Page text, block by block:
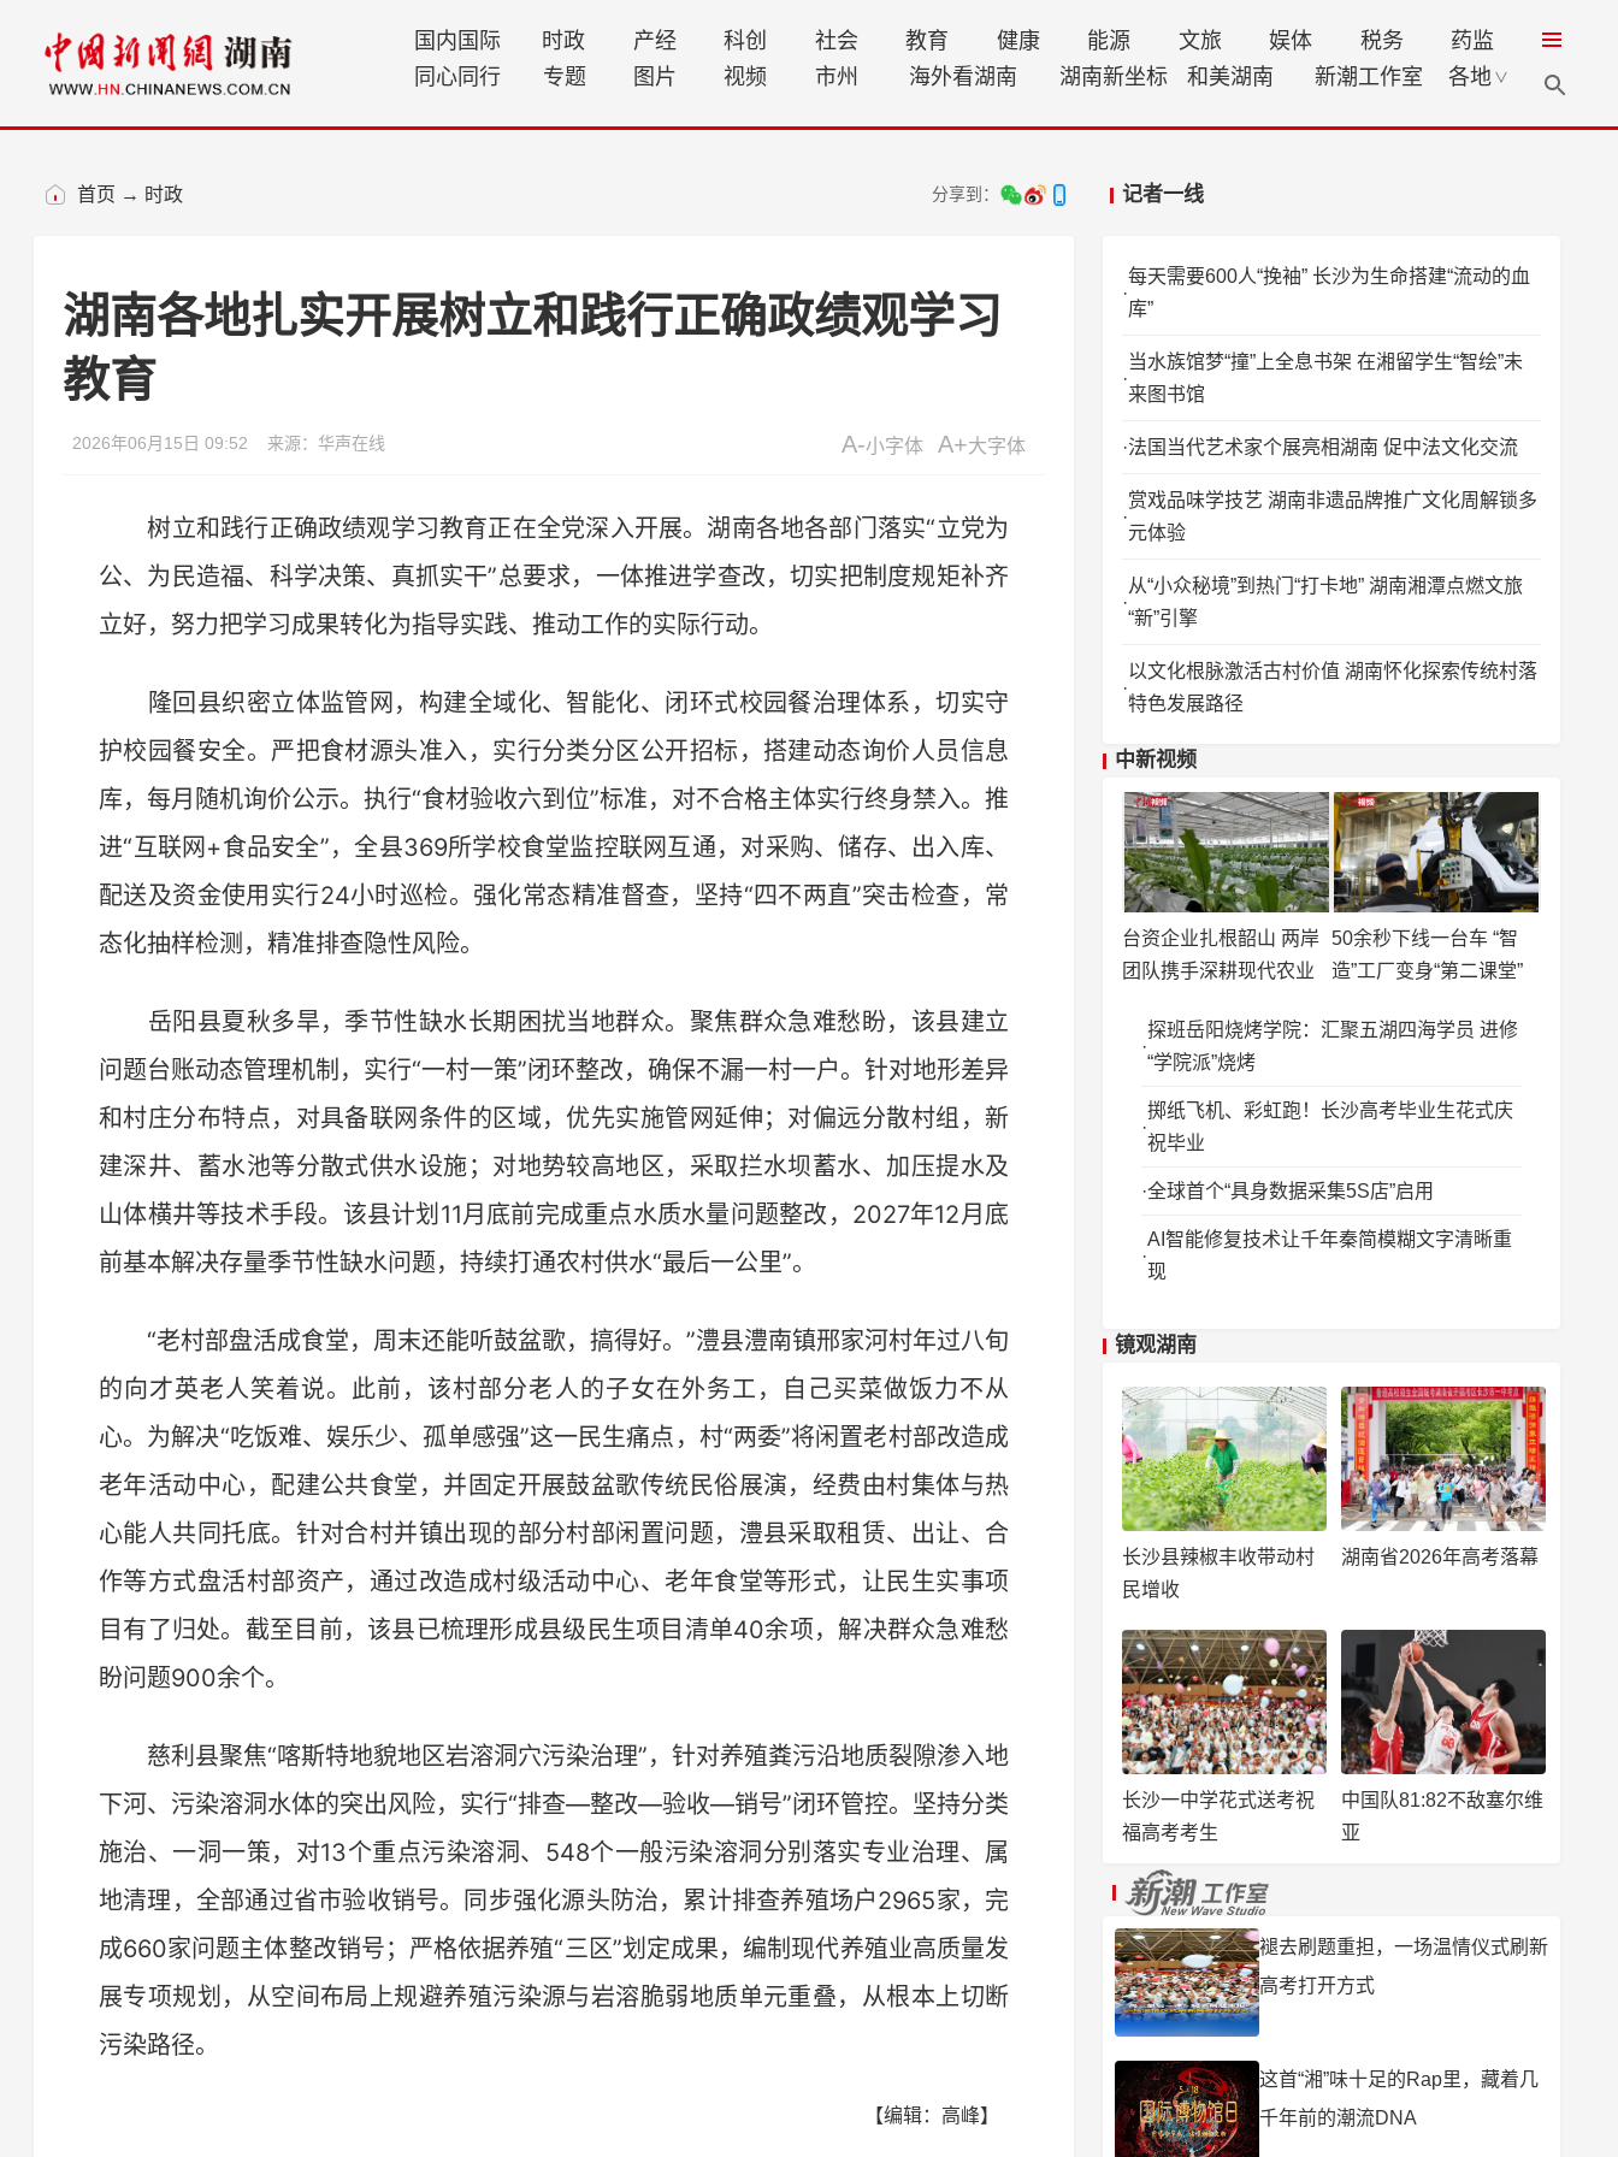
国内国际 时政 产经 科创 社会 教育 健康 能源 文旅 娱体 税务
药监
同心同行
专题 图片 视频 市州 海外看湖南 湖南新坐标 和美湖南 新潮工作室 各地 ∨
首页 → 时政 分享到： 记者一线
湖南各地扎实开展树立和践行正确政绩观学习
教育
2026年06月15日 09:52 来源：华声在线 A-小字体 A+大字体
树立和践行正确政绩观学习教育正在全党深入开展。湖南各地各部门落实“立党为
公、为民造福、科学决策、真抓实干”总要求，一体推进学查改，切实把制度规矩补齐
立好，努力把学习成果转化为指导实践、推动工作的实际行动。
隆回县织密立体监管网，构建全域化、智能化、闭环式校园餐治理体系，切实守
护校园餐安全。严把食材源头准入，实行分类分区公开招标，搭建动态询价人员信息
库，每月随机询价公示。执行“食材验收六到位”标准，对不合格主体实行终身禁入。推
进“互联网+食品安全”，全县369所学校食堂监控联网互通，对采购、储存、出入库、
配送及资金使用实行24小时巡检。强化常态精准督查，坚持“四不两直”突击检查，常
态化抽样检测，精准排查隐性风险。
岳阳县夏秋多旱，季节性缺水长期困扰当地群众。聚焦群众急难愁盼，该县建立
问题台账动态管理机制，实行“一村一策”闭环整改，确保不漏一村一户。针对地形差异
和村庄分布特点，对具备联网条件的区域，优先实施管网延伸；对偏远分散村组，新
建深井、蓄水池等分散式供水设施；对地势较高地区，采取拦水坝蓄水、加压提水及
山体横井等技术手段。该县计划11月底前完成重点水质水量问题整改，2027年12月底
前基本解决存量季节性缺水问题，持续打通农村供水“最后一公里”。
“老村部盘活成食堂，周末还能听鼓盆歌，搞得好。”澧县澧南镇邢家河村年过八旬
的向才英老人笑着说。此前，该村部分老人的子女在外务工，自己买菜做饭力不从
心。为解决“吃饭难、娱乐少、孤单感强”这一民生痛点，村“两委”将闲置老村部改造成
老年活动中心，配建公共食堂，并固定开展鼓盆歌传统民俗展演，经费由村集体与热
心能人共同托底。针对合村并镇出现的部分村部闲置问题，澧县采取租赁、出让、合
作等方式盘活村部资产，通过改造成村级活动中心、老年食堂等形式，让民生实事项
目有了归处。截至目前，该县已梳理形成县级民生项目清单40余项，解决群众急难愁
盼问题900余个。
慈利县聚焦“喀斯特地貌地区岩溶洞穴污染治理”，针对养殖粪污沿地质裂隙渗入地
下河、污染溶洞水体的突出风险，实行“排查—整改—验收—销号”闭环管控。坚持分类
施治、一洞一策，对13个重点污染溶洞、548个一般污染溶洞分别落实专业治理、属
地清理，全部通过省市验收销号。同步强化源头防治，累计排查养殖场户2965家，完
成660家问题主体整改销号；严格依据养殖“三区”划定成果，编制现代养殖业高质量发
展专项规划，从空间布局上规避养殖污染源与岩溶脆弱地质单元重叠，从根本上切断
污染路径。
【编辑：高峰】
每天需要600人“挽袖” 长沙为生命搭建“流动的血
库”
当水族馆梦“撞”上全息书架 在湘留学生“智绘”未
来图书馆
法国当代艺术家个展亮相湖南 促中法文化交流
赏戏品味学技艺 湖南非遗品牌推广文化周解锁多
元体验
从“小众秘境”到热门“打卡地” 湖南湘潭点燃文旅
“新”引擎
以文化根脉激活古村价值 湖南怀化探索传统村落
特色发展路径
中新视频
台资企业扎根韶山 两岸
团队携手深耕现代农业
50余秒下线一台车 “智
造”工厂变身“第二课堂”
探班岳阳烧烤学院：汇聚五湖四海学员 进修
“学院派”烧烤
掷纸飞机、彩虹跑！长沙高考毕业生花式庆
祝毕业
全球首个“具身数据采集5S店”启用
AI智能修复技术让千年秦简模糊文字清晰重
现
镜观湖南
长沙县辣椒丰收带动村
民增收
湖南省2026年高考落幕
长沙一中学花式送考祝
福高考考生
中国队81:82不敌塞尔维
亚
褪去刷题重担，一场温情仪式刷新
高考打开方式
这首“湘”味十足的Rap里，藏着几
千年前的潮流DNA